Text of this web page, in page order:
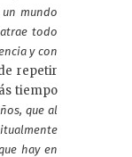
mundo
todo
y con
repetir
tiempo
que al
hay en